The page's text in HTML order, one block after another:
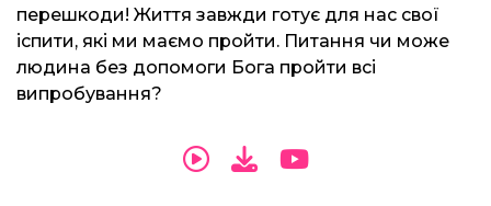
перешкоди! Життя завжди готує для нас свої
іспити, які ми маємо пройти. Питання чи може
людина без допомоги Бога пройти всі
випробування?